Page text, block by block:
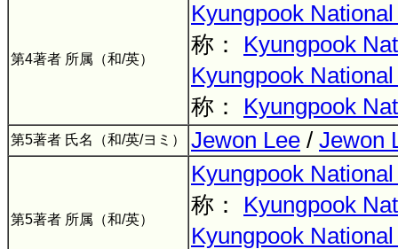
第4著者 所属（和/英）
Kyungpook
称： Kyungpook
Kyungpook
称： Kyungpook
第5著者 氏名（和/英/ヨミ） Jewon Lee / Jewon
第5著者 所属（和/英）
Kyungpook
称： Kyungpook
Kyungpook